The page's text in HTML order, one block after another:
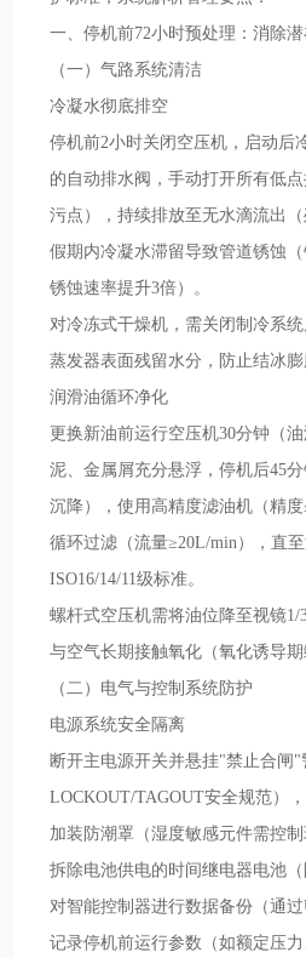
一、停机前72小时预处理：消除
（一）气路系统清洁
冷凝水彻底排空
停机前2小时关闭空压机，启动后
的自动排水阀，手动打开所有低
污点），持续排放至无水滴流出
假期内冷凝水滞留导致管道锈蚀
锈蚀速率提升3倍）。
对冷冻式干燥机，需关闭制冷系
蒸发器表面残留水分，防止结冰膨
润滑油循环净化
更换新油前运行空压机30分钟（
泥、金属屑充分悬浮，停机后45
沉降），使用高精度滤油机（精
循环过滤（流量≥20L/min），直
ISO16/14/11级标准。
螺杆式空压机需将油位降至视镜
与空气长期接触氧化（氧化诱导期
（二）电气与控制系统防护
电源系统安全隔离
断开主电源开关并悬挂"禁止合闸"
LOCKOUT/TAGOUT安全规范）
加装防潮罩（湿度敏感元件需控制
拆除电池供电的时间继电器电池（
对智能控制器进行数据备份（通
记录停机前运行参数（如额定压